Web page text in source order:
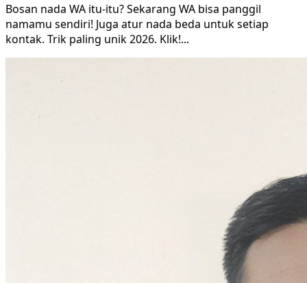
Bosan nada WA itu-itu? Sekarang WA bisa panggil
namamu sendiri! Juga atur nada beda untuk setiap
kontak. Trik paling unik 2026. Klik!...